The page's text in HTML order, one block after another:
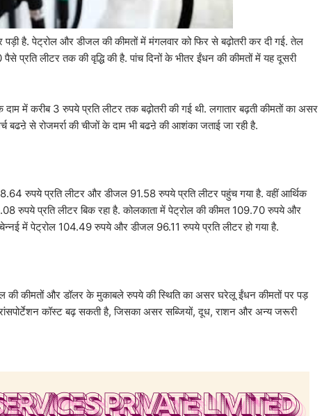
है. पेट्रोल और डीजल की कीमतों में मंगलवार को फिर से बढ़ोतरी कर दी गई. तेल
प्रति लीटर तक की वृद्धि की है. पांच दिनों के भीतर ईंधन की कीमतों में यह दूसरी
में करीब 3 रुपये प्रति लीटर तक बढ़ोतरी की गई थी. लगातार बढ़ती कीमतों का असर
से रोजमर्रा की चीजों के दाम भी बढऩे की आशंका जताई जा रही है.
98.64 रुपये प्रति लीटर और डीजल 91.58 रुपये प्रति लीटर पहुंच गया है. वहीं आर्थिक
रुपये प्रति लीटर बिक रहा है. कोलकाता में पेट्रोल की कीमत 109.70 रुपये और
में पेट्रोल 104.49 रुपये और डीजल 96.11 रुपये प्रति लीटर हो गया है.
की कीमतों और डॉलर के मुकाबले रुपये की स्थिति का असर घरेलू ईंधन कीमतों पर पड़
कॉस्ट बढ़ सकती है, जिसका असर सब्जियों, दूध, राशन और अन्य जरूरी